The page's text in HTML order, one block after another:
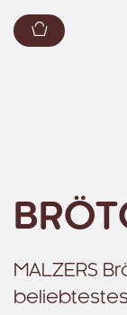
Zum
MALZERS